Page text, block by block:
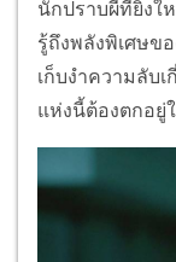
นักปราบผีที่ยิ่งใ
รู้ถึงพลังพิเศษข
เก็บงำความลับ
แห่งนี้ต้องตกอ